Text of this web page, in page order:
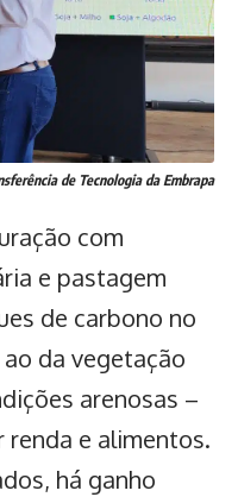
de Tecnologia da Embrapa
com
e pastagem
de carbono no
da vegetação
arenosas –
renda e alimentos.
há ganho